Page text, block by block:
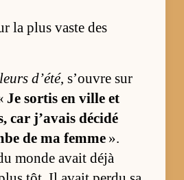
la plus vaste des
d’été, s’ouvre sur
Je sor­tis en ville et
car j’avais dé­cidé
de ma femme ».
monde avait déjà